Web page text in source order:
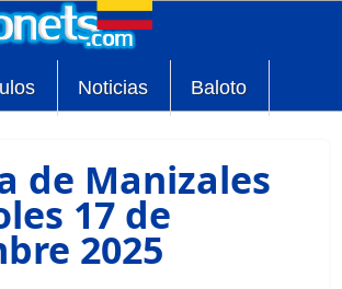
Noticias Baloto
de Manizales
17 de
2025